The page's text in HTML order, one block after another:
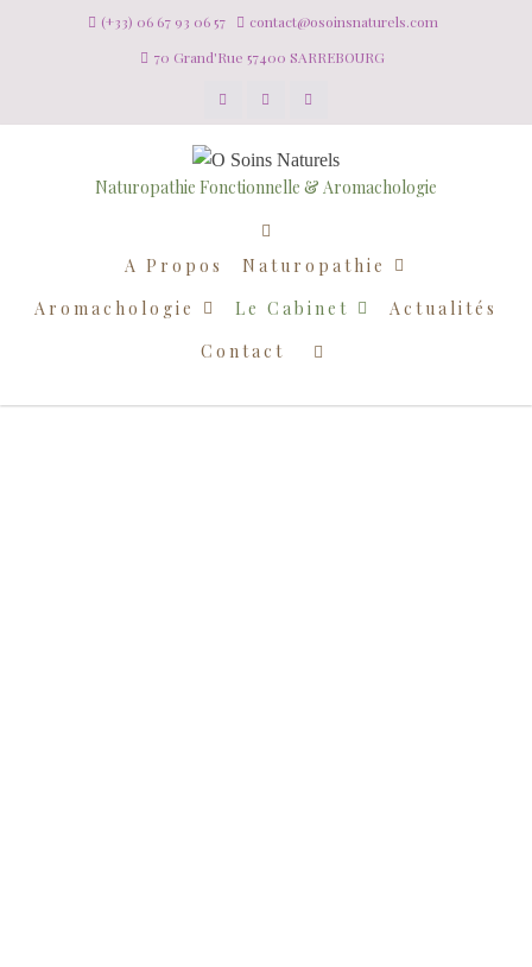
(+33) 06 67 93 06 57
contact@osoinsnaturels.com
70 Grand'Rue 57400 SARREBOURG
Naturopathie Fonctionnelle & Aromachologie
A Propos
Naturopathie
Aromachologie
Le Cabinet
Actualités
Contact